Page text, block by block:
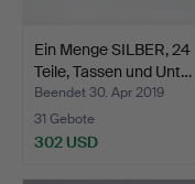
Ein Menge SILBER, 24
Teile, Tassen und Unt…
Beendet 30. Apr 2019
31 Gebote
302 USD